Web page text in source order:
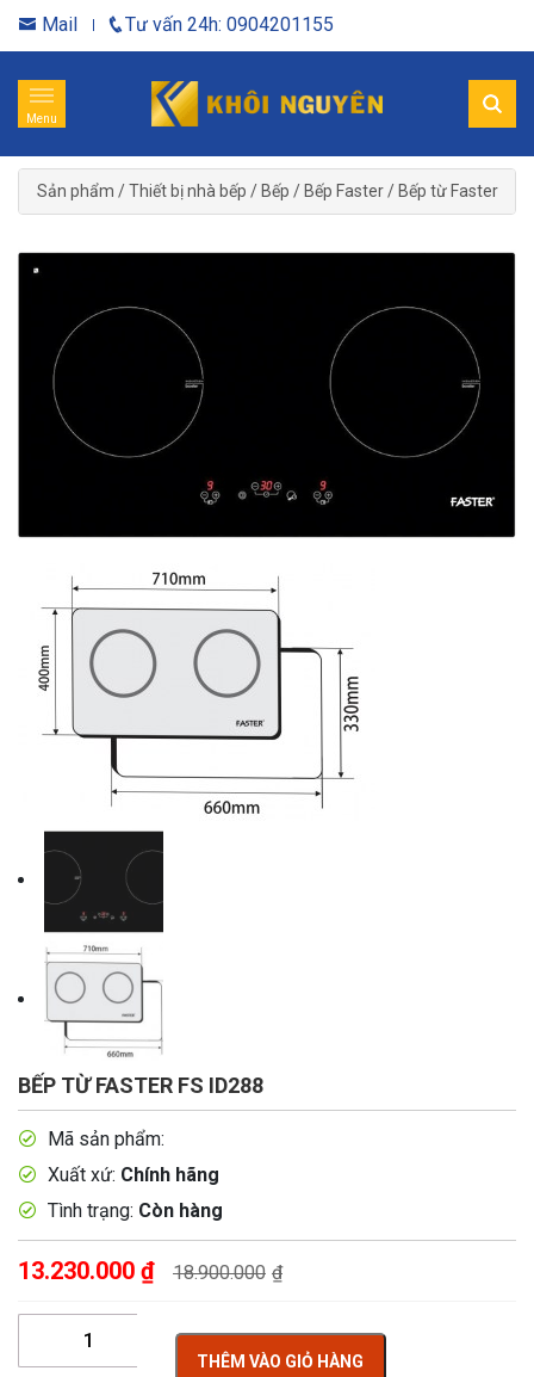
Mail Tư vấn 24h: 0904201155
Menu
Sản phẩm /Thiết bị nhà bếp / Bếp / Bếp Faster/ Bếp từ Faster
BẾP TỪ FASTER FS ID288
Mã sản phẩm:
Xuất xứ: Chính hãng
Tình trạng: Còn hàng
13.230.000 ₫ 18.900.000 ₫
THÊM VÀO GIỎ HÀNG